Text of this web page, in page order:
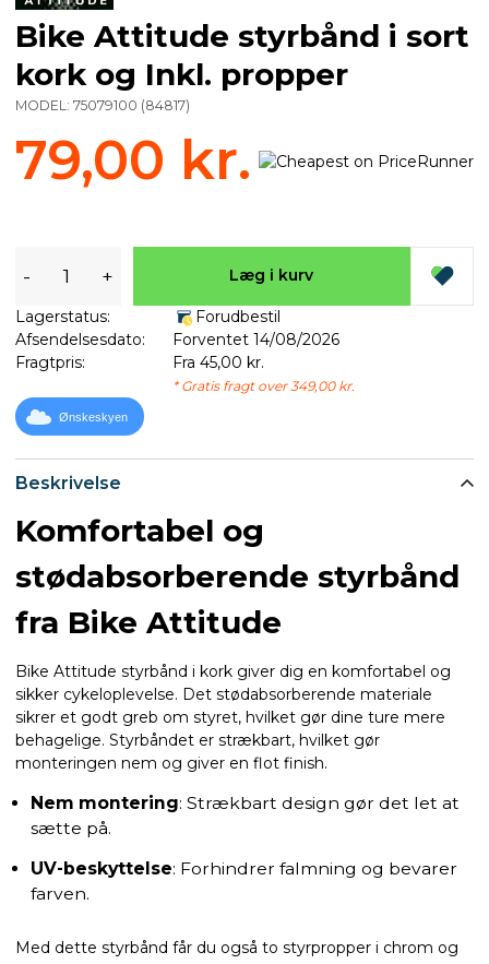
Beskrivelse
Komfortabel og
stødabsorberende styrbånd
fra Bike Attitude
Bike Attitude styrbånd i kork giver dig en komfortabel og
sikker cykeloplevelse. Det stødabsorberende materiale
sikrer et godt greb om styret, hvilket gør dine ture mere
behagelige. Styrbåndet er strækbart, hvilket gør
monteringen nem og giver en flot finish.
Nem montering: Strækbart design gør det let at
sætte på.
UV-beskyttelse: Forhindrer falmning og bevarer
farven.
Med dette styrbånd får du også to styrpropper i chrom og
Bike Attitude styrbånd i sort
kork og Inkl. propper
MODEL: 75079100 (84817)
79,00 kr.
- + Læg i kurv
Lagerstatus:
Forudbestil
Afsendelsesdato:
Forventet 14/08/2026
Fragtpris:
Fra 45,00 kr.
* Gratis fragt over 349,00 kr.
Ønskeskyen